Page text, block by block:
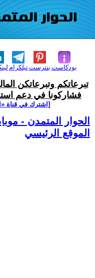
تيلكرامبنترست بودكاست
تبرعاتكم وتبرعاتكن
فشاركونا في دعم
[اشترك في قناة
الحوار المتمدن -
الموقع الرئيسي